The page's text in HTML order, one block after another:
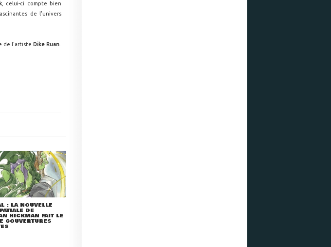
, celui-ci compte bien
de l'univers
de l'artiste Dike Ruan
: LA NOUVELLE
DE
HICKMAN FAIT LE
COUVERTURES